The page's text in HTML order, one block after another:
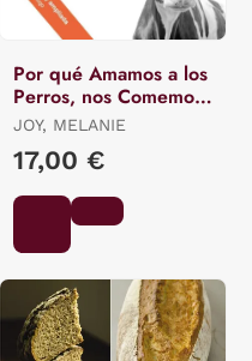
Por qué Amamos a los
Perros, nos Comemos
a los Cerdos y nos
Vestimos con las Vac
JOY, MELANIE
17,00 €